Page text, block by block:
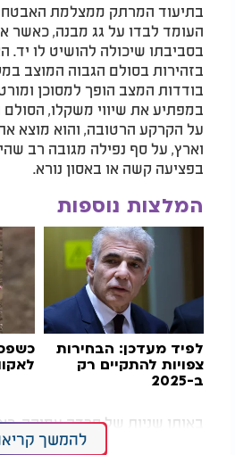
בתיעוד המרתק ממצלמת
העומד לבדו על גג מבנה, כאשר
בסביבתו שיכולה להושיט לו
בזהירות בסולם הגבוה המוצב
בודדות המצב הופך למסוכן
במפתיע את שיווי משקלו,
על הקרקע הרטובה, והוא מוצא
וארץ, על סף נפילה מגובה רב
בפציעה קשה או באסון נורא.
המלצות נוספות
לפיד מעדכן: הבחירות
צפויות להתקיים רק
ב-2025
באותן שניות של חרדה עמוקה,
אפסו הסיכויים ואין מוצא, התרחש
להמשך